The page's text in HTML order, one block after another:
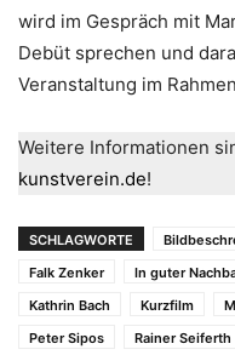
wird im Gespräch mit
Debüt sprechen und
Veranstaltung im
Weitere Informationen
kunstverein.de!
SCHLAGWORTE
Falk Zenker
In guter
Kathrin Bach
Kurzfilm
Peter Sipos
Rainer Seiferth